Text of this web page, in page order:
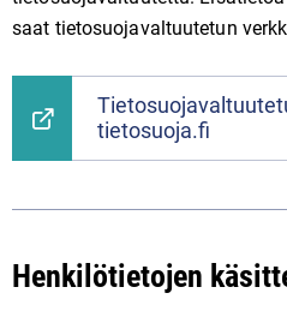
saat tietosuojavaltuutetun
tietosuoja.fi
Henkilötietojen